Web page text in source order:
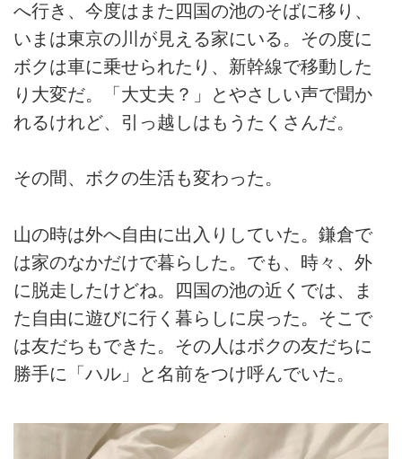
へ行き、今度はまた四国の池のそばに移り、
いまは東京の川が見える家にいる。その度に
ボクは車に乗せられたり、新幹線で移動した
り大変だ。「大丈夫？」とやさしい声で聞か
れるけれど、引っ越しはもうたくさんだ。
その間、ボクの生活も変わった。
山の時は外へ自由に出入りしていた。鎌倉で
は家のなかだけで暮らした。でも、時々、外
に脱走したけどね。四国の池の近くでは、ま
た自由に遊びに行く暮らしに戻った。そこで
は友だちもできた。その人はボクの友だちに
勝手に「ハル」と名前をつけ呼んでいた。